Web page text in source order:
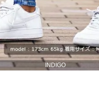
INDIGO